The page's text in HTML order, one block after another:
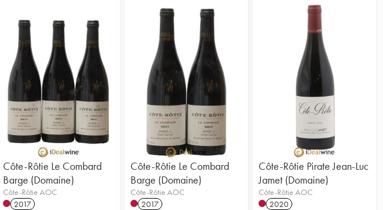
Côte-Rôtie Le Combard
Barge (Domaine)
Côte-Rôtie AOC
2017
Côte-Rôtie Le Combard
Barge (Domaine)
Côte-Rôtie AOC
2017
Côte-Rôtie Pirate Jean-Luc
Jamet (Domaine)
Côte-Rôtie AOC
2020